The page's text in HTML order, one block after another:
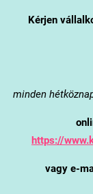
Kérjen
minden
https://
vagy e-